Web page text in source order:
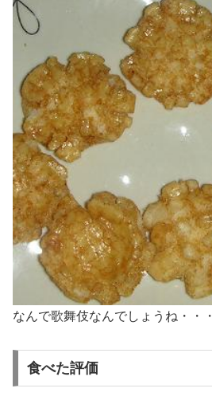
なんで歌舞伎なんでしょうね・・・
食べた評価